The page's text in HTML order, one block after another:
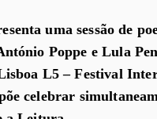
uma sessão de
Poppe e Lula
L5 – Festival
celebrar